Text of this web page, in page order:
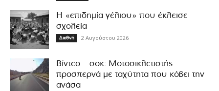
Η «επιδημία γέλιου» που έκλεισε
σχολεία
Διεθνή 2 Αυγούστου 2026
Βίντεο – σοκ: Μοτοσικλετιστής
προσπερνά με ταχύτητα που κόβει την
ανάσα